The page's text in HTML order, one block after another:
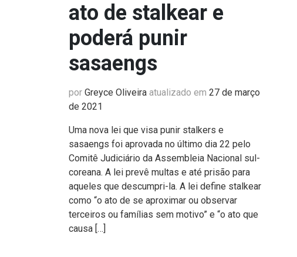
ato de stalkear e
poderá punir
sasaengs
por Greyce Oliveira atualizado em 27 de março
de 2021
Uma nova lei que visa punir stalkers e
sasaengs foi aprovada no último dia 22 pelo
Comitê Judiciário da Assembleia Nacional sul-
coreana. A lei prevê multas e até prisão para
aqueles que descumpri-la. A lei define stalkear
como “o ato de se aproximar ou observar
terceiros ou famílias sem motivo” e “o ato que
causa […]